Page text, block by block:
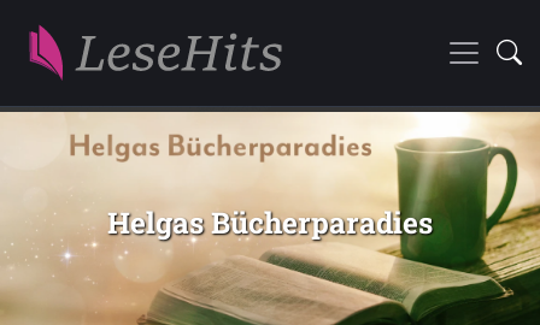
Helgas Bücherparadies